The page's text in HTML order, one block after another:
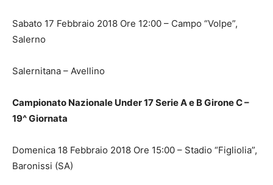
Sabato 17 Febbraio 2018 Ore 12:00 – Campo “Volpe”,
Salerno
Salernitana – Avellino
Campionato Nazionale Under 17 Serie A e B Girone C –
19^ Giornata
Domenica 18 Febbraio 2018 Ore 15:00 – Stadio “Figliolia”,
Baronissi (SA)